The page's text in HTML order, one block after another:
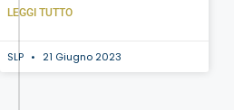
LEGGI TUTTO
SLP 21 Giugno 2023